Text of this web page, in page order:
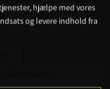
hjælpe med vores
og levere indhold fra